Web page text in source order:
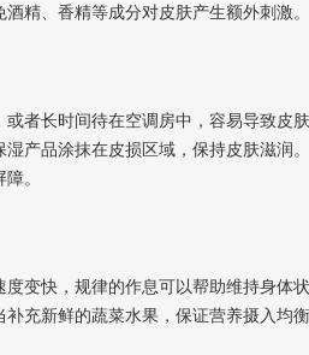
精、香精等成分对皮肤产生额外刺激。
长时间待在空调房中，容易导致皮
湿产品涂抹在皮损区域，保持皮肤滋润
。
快，规律的作息可以帮助维持身体
充新鲜的蔬菜水果，保证营养摄入均